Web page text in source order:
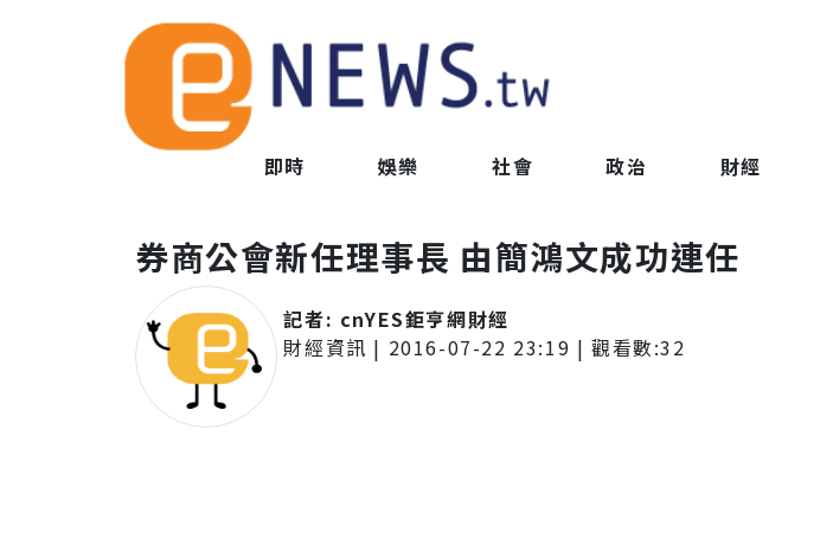
即時 娛樂 社會 政治 財經
券商公會新任理事長 由簡鴻文成功連任
記者: cnYES鉅亨網財經
財經資訊 | 2016-07-22 23:19 | 觀看數:32